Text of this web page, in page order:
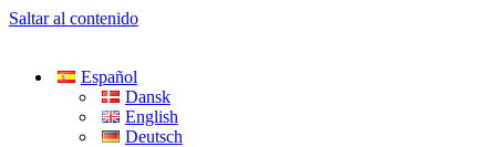
Saltar al contenido
Español
Dansk
English
Deutsch